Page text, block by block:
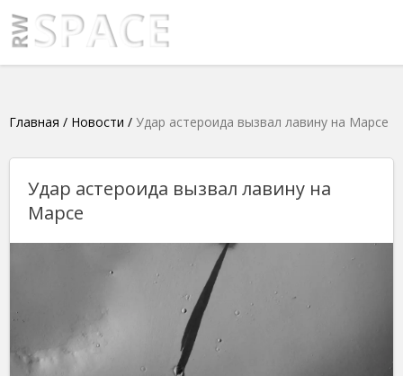
Главная / Новости / Удар астероида вызвал лавину на Марсе
Удар астероида вызвал лавину на
Марсе